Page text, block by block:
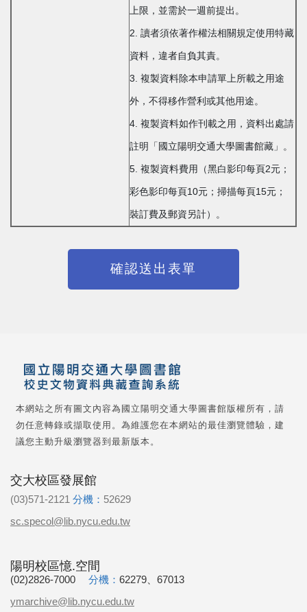
上限，並需於一週前提出。
2. 讀者須依著作權法相關規定使用特藏
資料，違者自負其責。
3. 複製資料除本申請單上所載之用途
外，不得移作營利或其他用途。
4. 複製資料如作刊載之用，資料出處請
註明「國立陽明交通大學圖書館藏」。
5. 複製資料費用（黑白影印每頁2元；
彩色影印每頁10元；掃描每頁15元；
裝訂費及郵資另計）。
本網站之所有圖文內容為國立陽明交通大學圖書館版權所有，請
勿任意轉錄或擷取使用。為維護您在本網站的最佳瀏覽體驗，建
議您主動升級瀏覽器到最新版本。
交大校區發展館
(03)571-2121 分機： 52629
sc.specol@lib.nycu.edu.tw
陽明校區憶.空間
(02)2826-7000 分機： 62279、67013
ymarchive@lib.nycu.edu.tw